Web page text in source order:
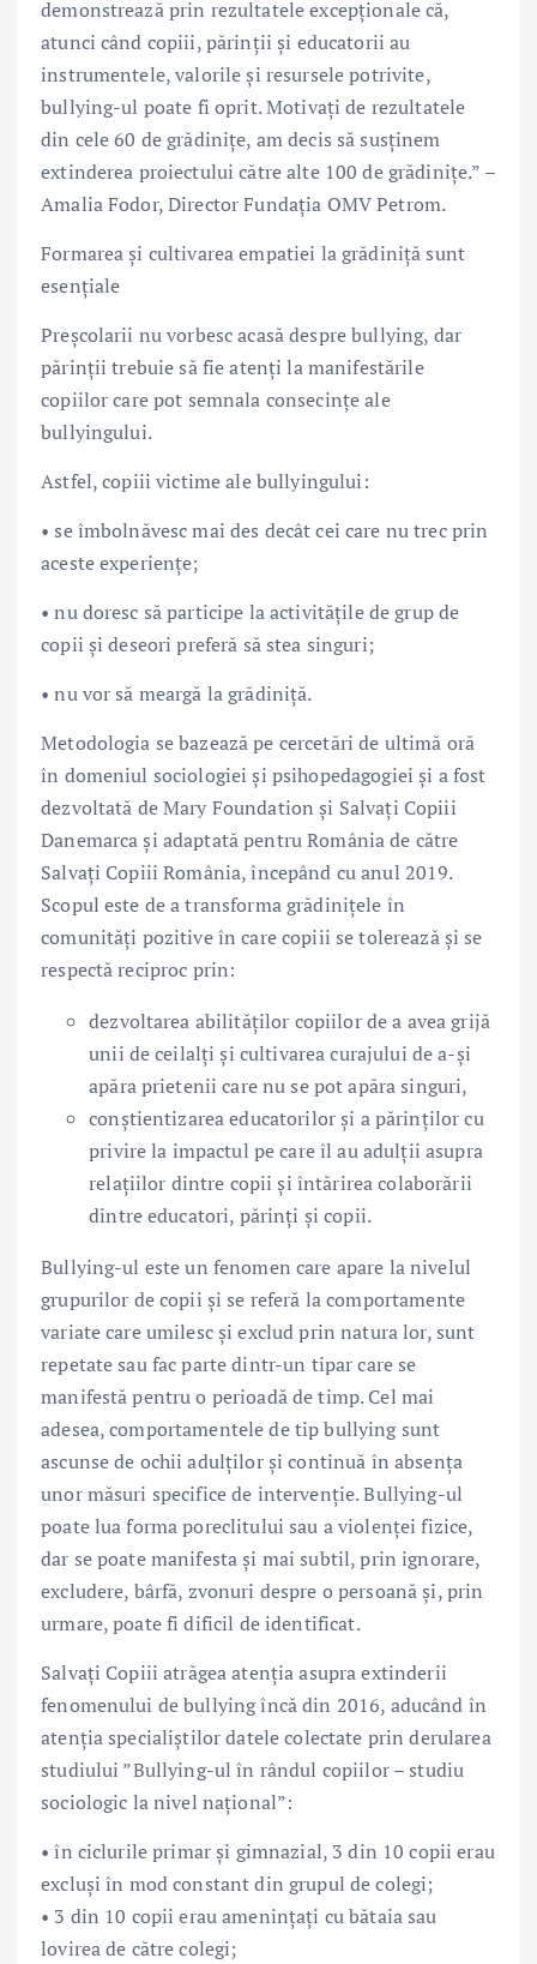
demonstrează prin rezultatele excepționale că,
atunci când copiii, părinții și educatorii au
instrumentele, valorile și resursele potrivite,
bullying-ul poate fi oprit. Motivați de rezultatele
din cele 60 de grădinițe, am decis să susținem
extinderea proiectului către alte 100 de grădinițe.” –
Amalia Fodor, Director Fundația OMV Petrom.
Formarea și cultivarea empatiei la grădiniță sunt
esențiale
Preșcolarii nu vorbesc acasă despre bullying, dar
părinții trebuie să fie atenți la manifestările
copiilor care pot semnala consecințe ale
bullyingului.
Astfel, copiii victime ale bullyingului:
• se îmbolnăvesc mai des decât cei care nu trec prin
aceste experiențe;
• nu doresc să participe la activitățile de grup de
copii și deseori preferă să stea singuri;
• nu vor să meargă la grădiniță.
Metodologia se bazează pe cercetări de ultimă oră
în domeniul sociologiei și psihopedagogiei și a fost
dezvoltată de Mary Foundation și Salvați Copiii
Danemarca și adaptată pentru România de către
Salvați Copiii România, începând cu anul 2019.
Scopul este de a transforma grădinițele în
comunități pozitive în care copiii se tolerează și se
respectă reciproc prin:
dezvoltarea abilităților copiilor de a avea grijă
unii de ceilalți și cultivarea curajului de a-și
apăra prietenii care nu se pot apăra singuri,
conștientizarea educatorilor și a părinților cu
privire la impactul pe care îl au adulții asupra
relațiilor dintre copii și întărirea colaborării
dintre educatori, părinți și copii.
Bullying-ul este un fenomen care apare la nivelul
grupurilor de copii și se referă la comportamente
variate care umilesc și exclud prin natura lor, sunt
repetate sau fac parte dintr-un tipar care se
manifestă pentru o perioadă de timp. Cel mai
adesea, comportamentele de tip bullying sunt
ascunse de ochii adulților și continuă în absența
unor măsuri specifice de intervenție. Bullying-ul
poate lua forma poreclitului sau a violenței fizice,
dar se poate manifesta și mai subtil, prin ignorare,
excludere, bârfă, zvonuri despre o persoană și, prin
urmare, poate fi dificil de identificat.
Salvați Copiii atrăgea atenția asupra extinderii
fenomenului de bullying încă din 2016, aducând în
atenția specialiștilor datele colectate prin derularea
studiului ”Bullying-ul în rândul copiilor – studiu
sociologic la nivel național”:
• în ciclurile primar și gimnazial, 3 din 10 copii erau
excluși în mod constant din grupul de colegi;
• 3 din 10 copii erau amenințați cu bătaia sau
lovirea de către colegi;